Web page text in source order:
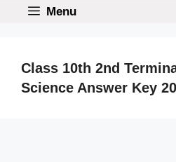
Menu
Class 10th 2nd
Science Answer Key